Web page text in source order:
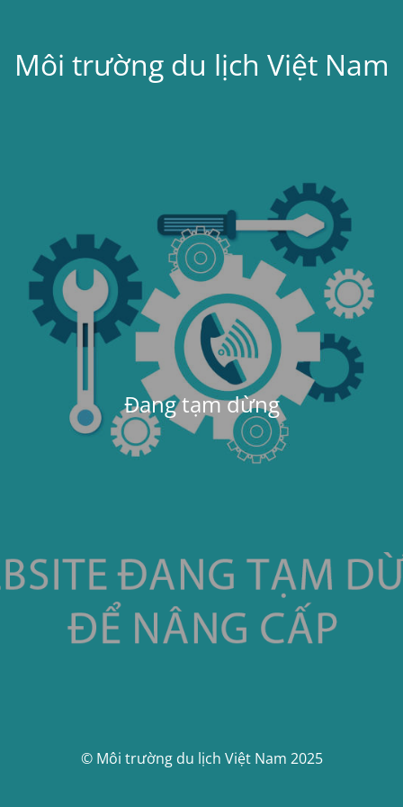
Môi trường du lịch Việt Nam
Đang tạm dừng
© Môi trường du lịch Việt Nam 2025